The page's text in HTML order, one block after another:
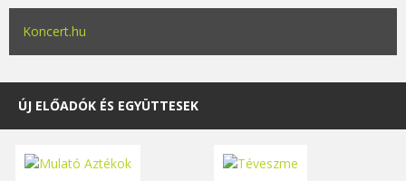
Koncert.hu
ÚJ ELŐADÓK ÉS EGYÜTTESEK